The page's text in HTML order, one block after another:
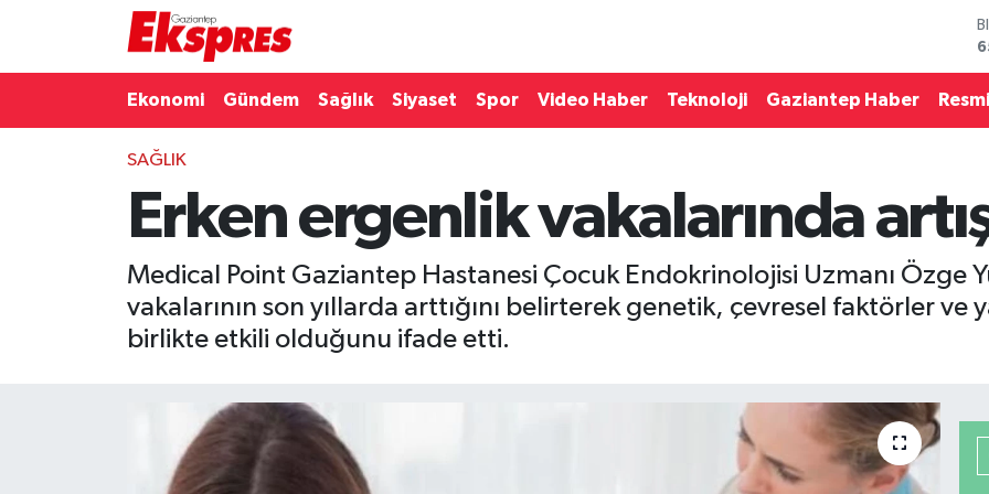
Ekonomi Gündem Sağlık Siyaset Spor Video Haber Teknoloji Gaziantep Haber
SAĞLIK
Erken ergenlik vakalarında
Medical Point Gaziantep Hastanesi Çocuk Endokrinolojisi Uzmanı Özge
vakalarının son yıllarda arttığını belirterek genetik, çevresel faktörler ve
birlikte etkili olduğunu ifade etti.
Gaziantep son dakika
Gündem
Puan Durumu ve Fikstür
Son Dakika Haberleri